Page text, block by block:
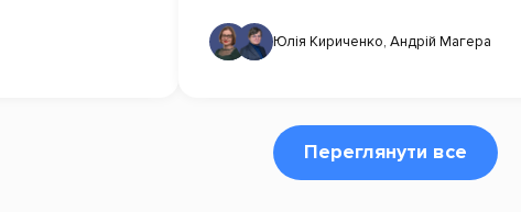
Юлія Кириченко,Андрій Магера
Переглянути все